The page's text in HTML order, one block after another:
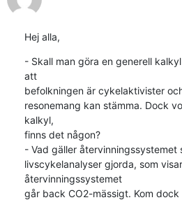
Hej alla,
- Skall man göra en generell
att
befolkningen är cykelaktivister
resonemang kan stämma. Dock
kalkyl,
finns det någon?
- Vad gäller
livscykelanalyser gjorda, som
återvinningssystemet
går back CO2-mässigt. Kom